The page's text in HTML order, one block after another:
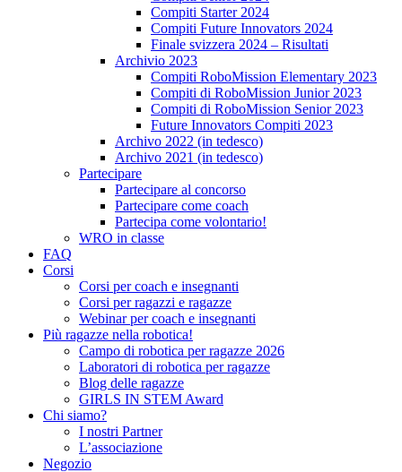
Compiti Starter 2024
Compiti Future Innovators 2024
Finale svizzera 2024 – Risultati
Archivio 2023
Compiti RoboMission Elementary 2023
Compiti di RoboMission Junior 2023
Compiti di RoboMission Senior 2023
Future Innovators Compiti 2023
Archivo 2022 (in tedesco)
Archivo 2021 (in tedesco)
Partecipare
Partecipare al concorso
Partecipare come coach
Partecipa come volontario!
WRO in classe
FAQ
Corsi
Corsi per coach e insegnanti
Corsi per ragazzi e ragazze
Webinar per coach e insegnanti
Più ragazze nella robotica!
Campo di robotica per ragazze 2026
Laboratori di robotica per ragazze
Blog delle ragazze
GIRLS IN STEM Award
Chi siamo?
I nostri Partner
L’associazione
Negozio